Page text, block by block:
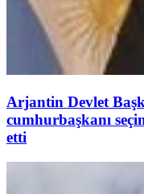
Arjantin Devlet
cumhurbaşkanı
etti